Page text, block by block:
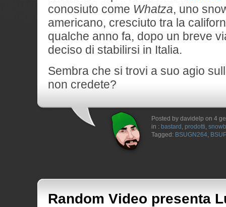
conosiuto come Whatza, uno
americano, cresciuto tra la
qualche anno fa, dopo un breve
deciso di stabilirsi in Italia.
Sembra che si trovi a suo agio
non credete?
Posted by davidelp on 4
in : bastard , prodotti,
Tagged: BSUGN264,
Random Video presenta